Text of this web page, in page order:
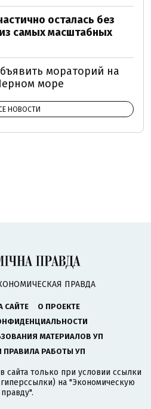
осталась без
самых масштабных
мораторий на
море
НОВОСТИ
ПРАВДА
САЙТЕ
О ПРОЕКТЕ
МАТЕРИАЛОВ УП
РАБОТЫ УП
сайта только при условии ссылки
на "Экономическую
правду".